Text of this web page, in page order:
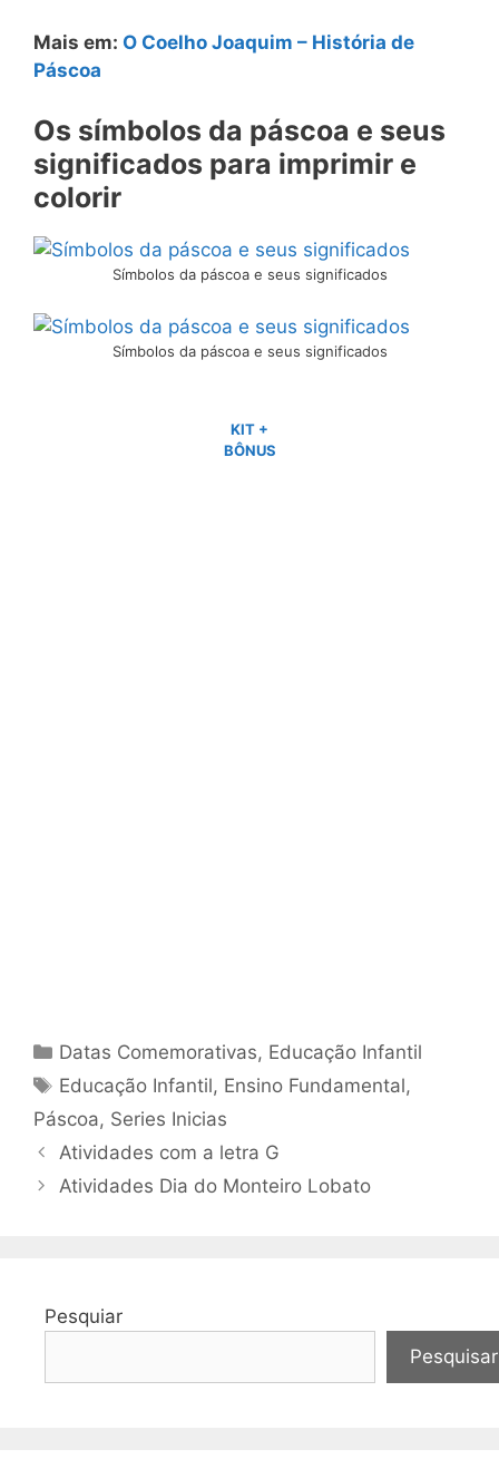
Mais em: O Coelho Joaquim – História de
Páscoa
Os símbolos da páscoa e seus
significados para imprimir e
colorir
Símbolos da páscoa e seus significados
Símbolos da páscoa e seus significados
KIT +
BÔNUS
Categorias
Datas Comemorativas, Educação Infantil
Tags
Educação Infantil, Ensino Fundamental,
Páscoa, Series Inicias
Atividades com a letra G
Atividades Dia do Monteiro Lobato
Pesquiar
Pesquisar